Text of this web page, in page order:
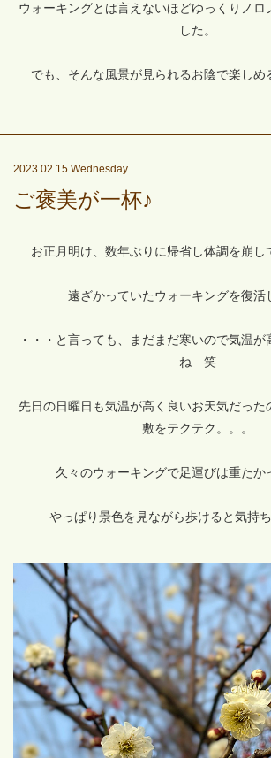
ウォーキングとは言えないほどゆっくりノロ
した。
でも、そんな風景が見られるお陰で楽しめ
2023.02.15 Wednesday
ご褒美が一杯♪
お正月明け、数年ぶりに帰省し体調を崩し
遠ざかっていたウォーキングを復活
・・・と言っても、まだまだ寒いので気温
ね 笑
先日の日曜日も気温が高く良いお天気だった
敷をテクテク。。。
久々のウォーキングで足運びは重たか
やっぱり景色を見ながら歩けると気持ち